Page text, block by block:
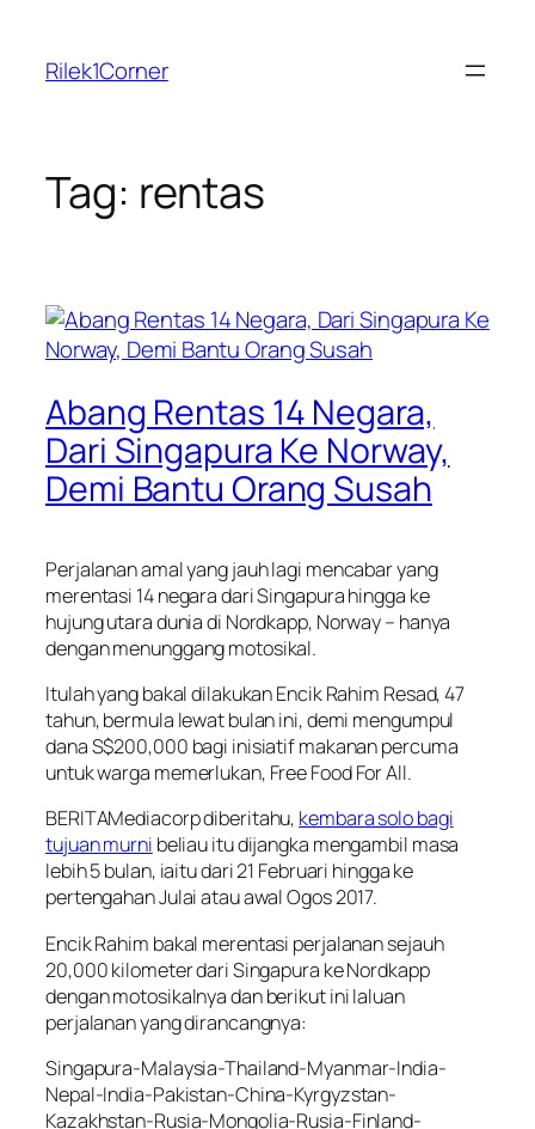
content
Rilek1Corner
Tag: rentas
Abang Rentas 14 Negara,
Dari Singapura Ke Norway,
Demi Bantu Orang Susah
Perjalanan amal yang jauh lagi mencabar yang
merentasi 14 negara dari Singapura hingga ke
hujung utara dunia di Nordkapp, Norway – hanya
dengan menunggang motosikal.
Itulah yang bakal dilakukan Encik Rahim Resad, 47
tahun, bermula lewat bulan ini, demi mengumpul
dana S$200,000 bagi inisiatif makanan percuma
untuk warga memerlukan, Free Food For All.
BERITAMediacorp diberitahu, kembara solo bagi
tujuan murni beliau itu dijangka mengambil masa
lebih 5 bulan, iaitu dari 21 Februari hingga ke
pertengahan Julai atau awal Ogos 2017.
Encik Rahim bakal merentasi perjalanan sejauh
20,000 kilometer dari Singapura ke Nordkapp
dengan motosikalnya dan berikut ini laluan
perjalanan yang dirancangnya:
Singapura-Malaysia-Thailand-Myanmar-India-
Nepal-India-Pakistan-China-Kyrgyzstan-
Kazakhstan-Rusia-Mongolia-Rusia-Finland-